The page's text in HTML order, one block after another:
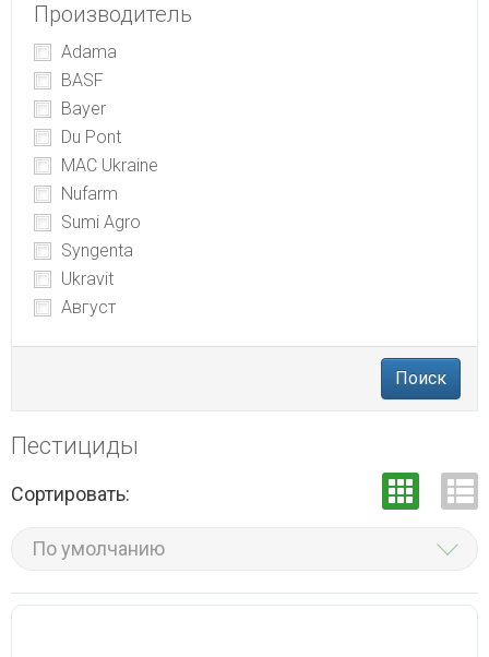
Производитель
Adama
BASF
Bayer
Du Pont
MAC Ukraine
Nufarm
Sumi Agro
Syngenta
Ukravit
Август
Поиск
Пестициды
Сортировать:
По умолчанию